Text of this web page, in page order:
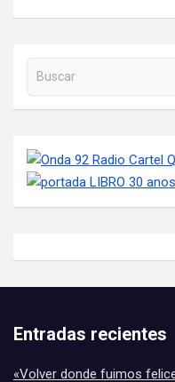
Buscar en la web
Entradas recientes
«Volver donde fuimos